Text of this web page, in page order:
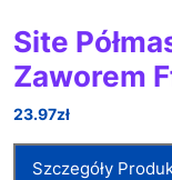
Site
Zaworem
23.97zł
Szczegóły